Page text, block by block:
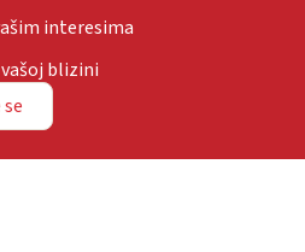
interesima
blizini